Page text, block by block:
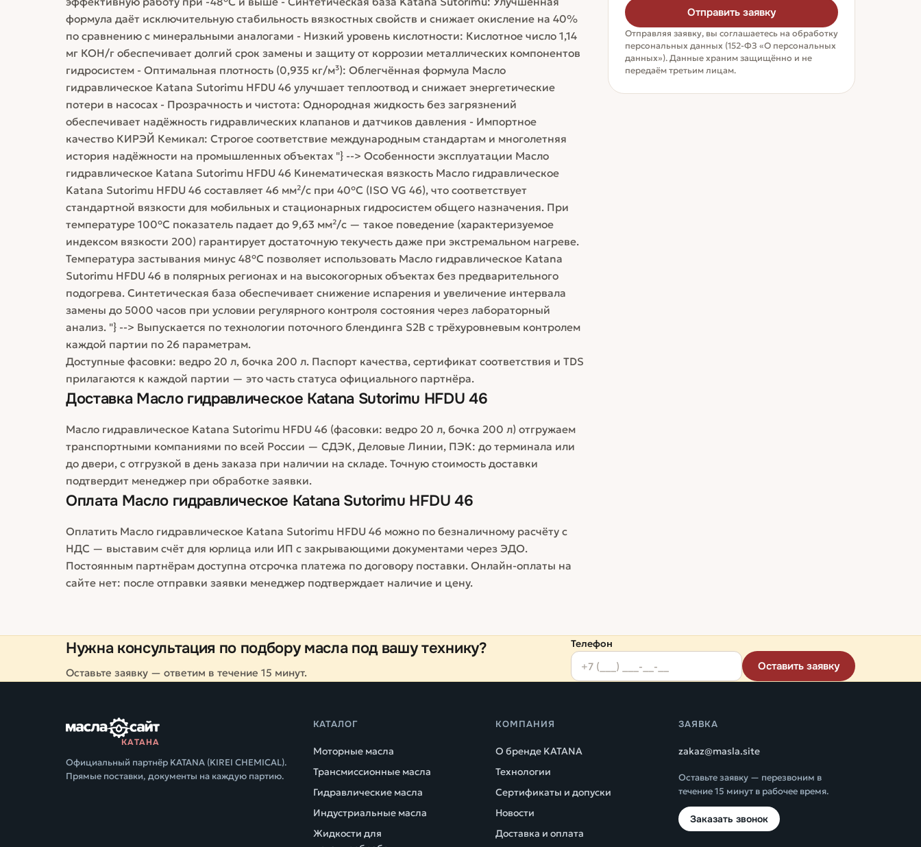
формула даёт исключительную стабильность вязкостных свойств и снижает окисление на 40%
по сравнению с минеральными аналогами - Низкий уровень кислотности: Кислотное число 1,14
мг КОН/г обеспечивает долгий срок замены и защиту от коррозии металлических компонентов
гидросистем - Оптимальная плотность (0,935 кг/м³): Облегчённая формула Масло
гидравлическое Katana Sutorimu HFDU 46 улучшает теплоотвод и снижает энергетические
потери в насосах - Прозрачность и чистота: Однородная жидкость без загрязнений
обеспечивает надёжность гидравлических клапанов и датчиков давления - Импортное
качество КИРЭЙ Кемикал: Строгое соответствие международным стандартам и многолетняя
история надёжности на промышленных объектах "} --> Особенности эксплуатации Масло
гидравлическое Katana Sutorimu HFDU 46 Кинематическая вязкость Масло гидравлическое
Katana Sutorimu HFDU 46 составляет 46 мм²/с при 40°C (ISO VG 46), что соответствует
стандартной вязкости для мобильных и стационарных гидросистем общего назначения. При
температуре 100°C показатель падает до 9,63 мм²/с — такое поведение (характеризуемое
индексом вязкости 200) гарантирует достаточную текучесть даже при экстремальном нагреве.
Температура застывания минус 48°C позволяет использовать Масло гидравлическое Katana
Sutorimu HFDU 46 в полярных регионах и на высокогорных объектах без предварительного
подогрева. Синтетическая база обеспечивает снижение испарения и увеличение интервала
замены до 5000 часов при условии регулярного контроля состояния через лабораторный
анализ. "} --> Выпускается по технологии поточного блендинга S2B с трёхуровневым контролем
каждой партии по 26 параметрам.
Доступные фасовки: ведро 20 л, бочка 200 л. Паспорт качества, сертификат соответствия и TDS
прилагаются к каждой партии — это часть статуса официального партнёра.
Доставка Масло гидравлическое Katana Sutorimu HFDU 46
Масло гидравлическое Katana Sutorimu HFDU 46 (фасовки: ведро 20 л, бочка 200 л) отгружаем
транспортными компаниями по всей России — СДЭК, Деловые Линии, ПЭК: до терминала или
до двери, с отгрузкой в день заказа при наличии на складе. Точную стоимость доставки
подтвердит менеджер при обработке заявки.
Оплата Масло гидравлическое Katana Sutorimu HFDU 46
Оплатить Масло гидравлическое Katana Sutorimu HFDU 46 можно по безналичному расчёту с
НДС — выставим счёт для юрлица или ИП с закрывающими документами через ЭДО.
Постоянным партнёрам доступна отсрочка платежа по договору поставки. Онлайн-оплаты на
сайте нет: после отправки заявки менеджер подтверждает наличие и цену.
Отправить заявку
Отправляя заявку, вы соглашаетесь на обработку
персональных данных (152-ФЗ «О персональных
данных»). Данные храним защищённо и не
передаём третьим лицам.
Нужна консультация по подбору масла под вашу технику?
Оставьте заявку — ответим в течение 15 минут.
Телефон
Оставить заявку
КАТАНА
Официальный партнёр KATANA (KIREI CHEMICAL).
Прямые поставки, документы на каждую партию.
КАТАЛОГ
Моторные масла
Трансмиссионные масла
Гидравлические масла
Индустриальные масла
Жидкости для
КОМПАНИЯ
О бренде KATANA
Технологии
Сертификаты и допуски
Новости
Доставка и оплата
ЗАЯВКА
zakaz@masla.site
Оставьте заявку — перезвоним в
течение 15 минут в рабочее время.
Заказать звонок